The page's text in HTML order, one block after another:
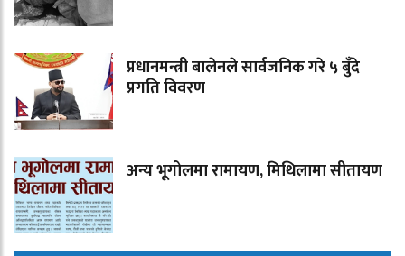
प्रधानमन्त्री बालेनले सार्वजनिक गरे ५ बुँदे
प्रगति विवरण
अन्य भूगोलमा रामायण, मिथिलामा सीतायण